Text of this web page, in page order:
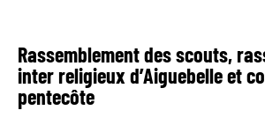
l
i
Rassemblement des scouts,
inter religieux d’Aiguebelle et
pentecôte